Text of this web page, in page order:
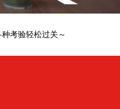
考验轻松过关～